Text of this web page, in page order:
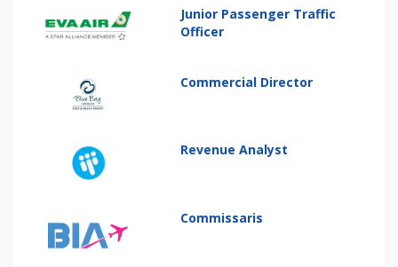
Junior Passenger Traffic
Officer
Commercial Director
Revenue Analyst
Commissaris